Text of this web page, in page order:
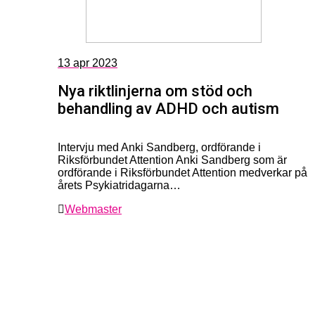
13 apr 2023
Nya riktlinjerna om stöd och
behandling av ADHD och autism
Intervju med Anki Sandberg, ordförande i
Riksförbundet Attention Anki Sandberg som är
ordförande i Riksförbundet Attention medverkar på
årets Psykiatridagarna…
Webmaster